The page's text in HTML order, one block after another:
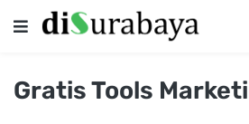
Gratis Tools